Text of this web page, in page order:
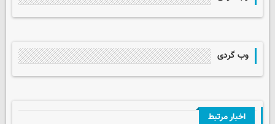
وب گردی
اخبار مرتبط